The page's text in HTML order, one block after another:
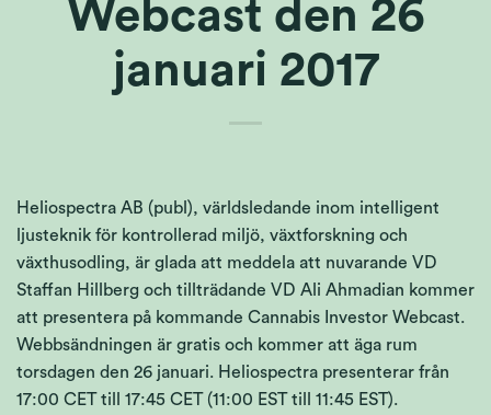
Webcast den 26
januari 2017
Heliospectra AB (publ), världsledande inom intelligent
ljusteknik för kontrollerad miljö, växtforskning och
växthusodling, är glada att meddela att nuvarande VD
Staffan Hillberg och tillträdande VD Ali Ahmadian kommer
att presentera på kommande Cannabis Investor Webcast.
Webbsändningen är gratis och kommer att äga rum
torsdagen den 26 januari. Heliospectra presenterar från
17:00 CET till 17:45 CET (11:00 EST till 11:45 EST).